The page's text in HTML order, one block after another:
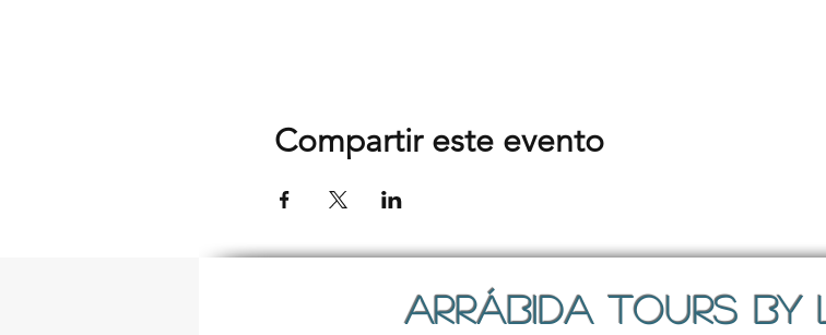
Compartir este evento
ARRÁBIDA TOURS BY